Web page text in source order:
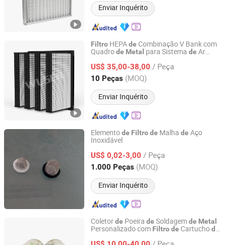
Enviar Inquérito
Filtro HEPAde Combinação V Bank com
Quadrode Metal para Sistema de Ar
US$ 35,00-38,00 / Peça
10 Peças (MOQ)
Enviar Inquérito
Shandong Wusen Environmental Control Equipment
Technology Co., Ltd
Shandong, China Desde 2024
Elementode Filtrode Malha de Aço
Inoxidável
US$ 0,02-3,00 / Peça
1.000 Peças (MOQ)
Enviar Inquérito
Anping Zengtai Metal Wire Mesh Co., Ltd.
Hebei, China Desde 2012
Coletorde Poeira de Soldagemde Metal
Personalizado com Filtrode Cartuchode
Suzhou Forst Filter Co., Ltd.